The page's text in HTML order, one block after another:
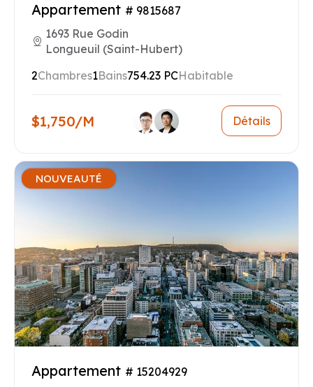
Appartement # 9815687
1693 Rue Godin
Longueuil (Saint-Hubert)
2Chambres1Bains754.23 PCHabitable
$1,750/M Détails
NOUVEAUTÉ
Appartement # 15204929